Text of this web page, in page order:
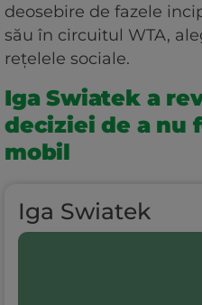
deosebire de fazele
său în circuitul WTA,
rețelele sociale.
Iga Swiatek a
deciziei de a nu
mobil
Iga Swiatek